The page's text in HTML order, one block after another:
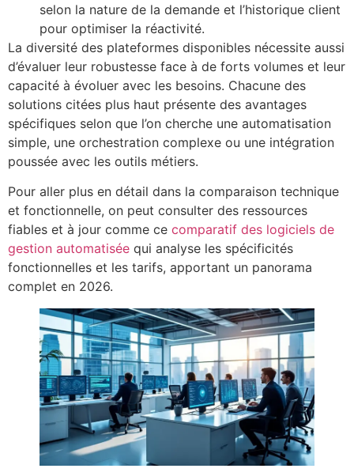
selon la nature de la demande et l’historique client
pour optimiser la réactivité.
La diversité des plateformes disponibles nécessite aussi
d’évaluer leur robustesse face à de forts volumes et leur
capacité à évoluer avec les besoins. Chacune des
solutions citées plus haut présente des avantages
spécifiques selon que l’on cherche une automatisation
simple, une orchestration complexe ou une intégration
poussée avec les outils métiers.
Pour aller plus en détail dans la comparaison technique
et fonctionnelle, on peut consulter des ressources
fiables et à jour comme ce comparatif des logiciels de
gestion automatisée qui analyse les spécificités
fonctionnelles et les tarifs, apportant un panorama
complet en 2026.